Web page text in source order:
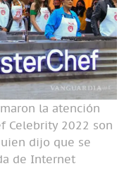
la atención
Celebrity 2022 son
dijo que se
de Internet